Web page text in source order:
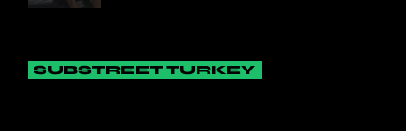
SUBSTREET TURKEY